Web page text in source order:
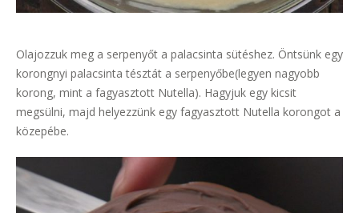
Olajozzuk meg a serpenyőt a palacsinta sütéshez. Öntsünk egy
korongnyi palacsinta tésztát a serpenyőbe(legyen nagyobb
korong, mint a fagyasztott Nutella). Hagyjuk egy kicsit
megsülni, majd helyezzünk egy fagyasztott Nutella korongot a
közepébe.